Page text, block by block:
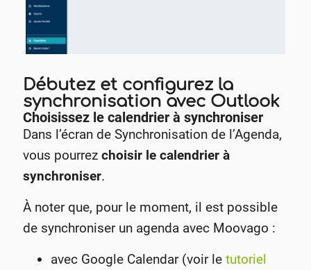
Débutez et configurez la
synchronisation avec Outlook
Choisissez le calendrier à synchroniser
Dans l’écran de Synchronisation de l’Agenda,
vous pourrezchoisir le calendrier à
synchroniser.
À noter que, pour le moment, il est possible
de synchroniser un agenda avec Moovago :
avec Google Calendar (voir letutoriel